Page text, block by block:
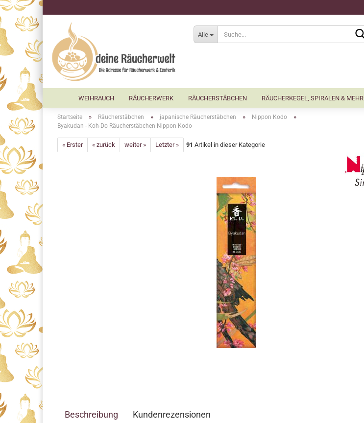
Alle
WEIHRAUCH RÄUCHERWERK RÄUCHERSTÄBCHEN RÄUCHERKEGEL, SPIRALEN & MEHR
Startseite » Räucherstäbchen » japanische Räucherstäbchen » Nippon Kodo »
Byakudan - Koh-Do Räucherstäbchen Nippon Kodo
« Erster « zurück weiter » Letzter » 91 Artikel in dieser Kategorie
Beschreibung Kundenrezensionen